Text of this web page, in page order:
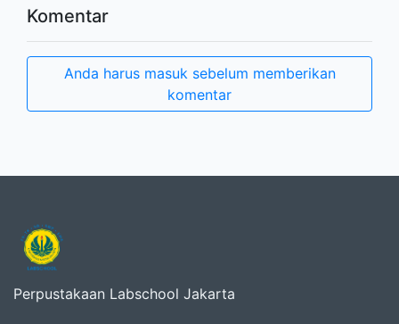
Komentar
Anda harus masuk sebelum memberikan
komentar
Perpustakaan Labschool Jakarta